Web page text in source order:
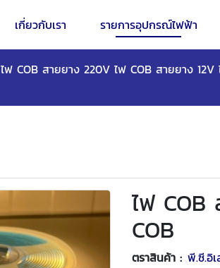
เกี่ยวกับเรา รายการอุปกรณ์ไฟฟ้า
ไฟ COB สายยาง 220V ไฟ COB สายยาง 12V
ไฟ COB
COB
ตราสินค้า : พี.ซี.อิ